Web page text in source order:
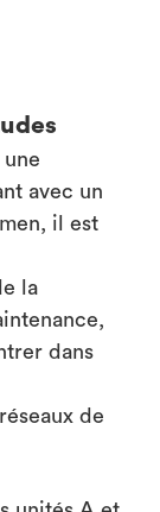
avec un
il est
la
dans
de